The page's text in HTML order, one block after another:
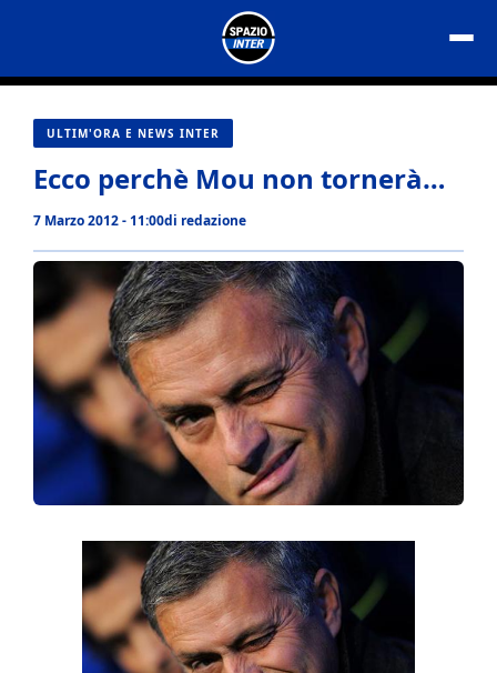
contenuto
ULTIM'ORA E NEWS INTER
Ecco perchè Mou non tornerà…
7 Marzo 2012 - 11:00di redazione